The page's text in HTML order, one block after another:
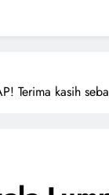
Terima kasih